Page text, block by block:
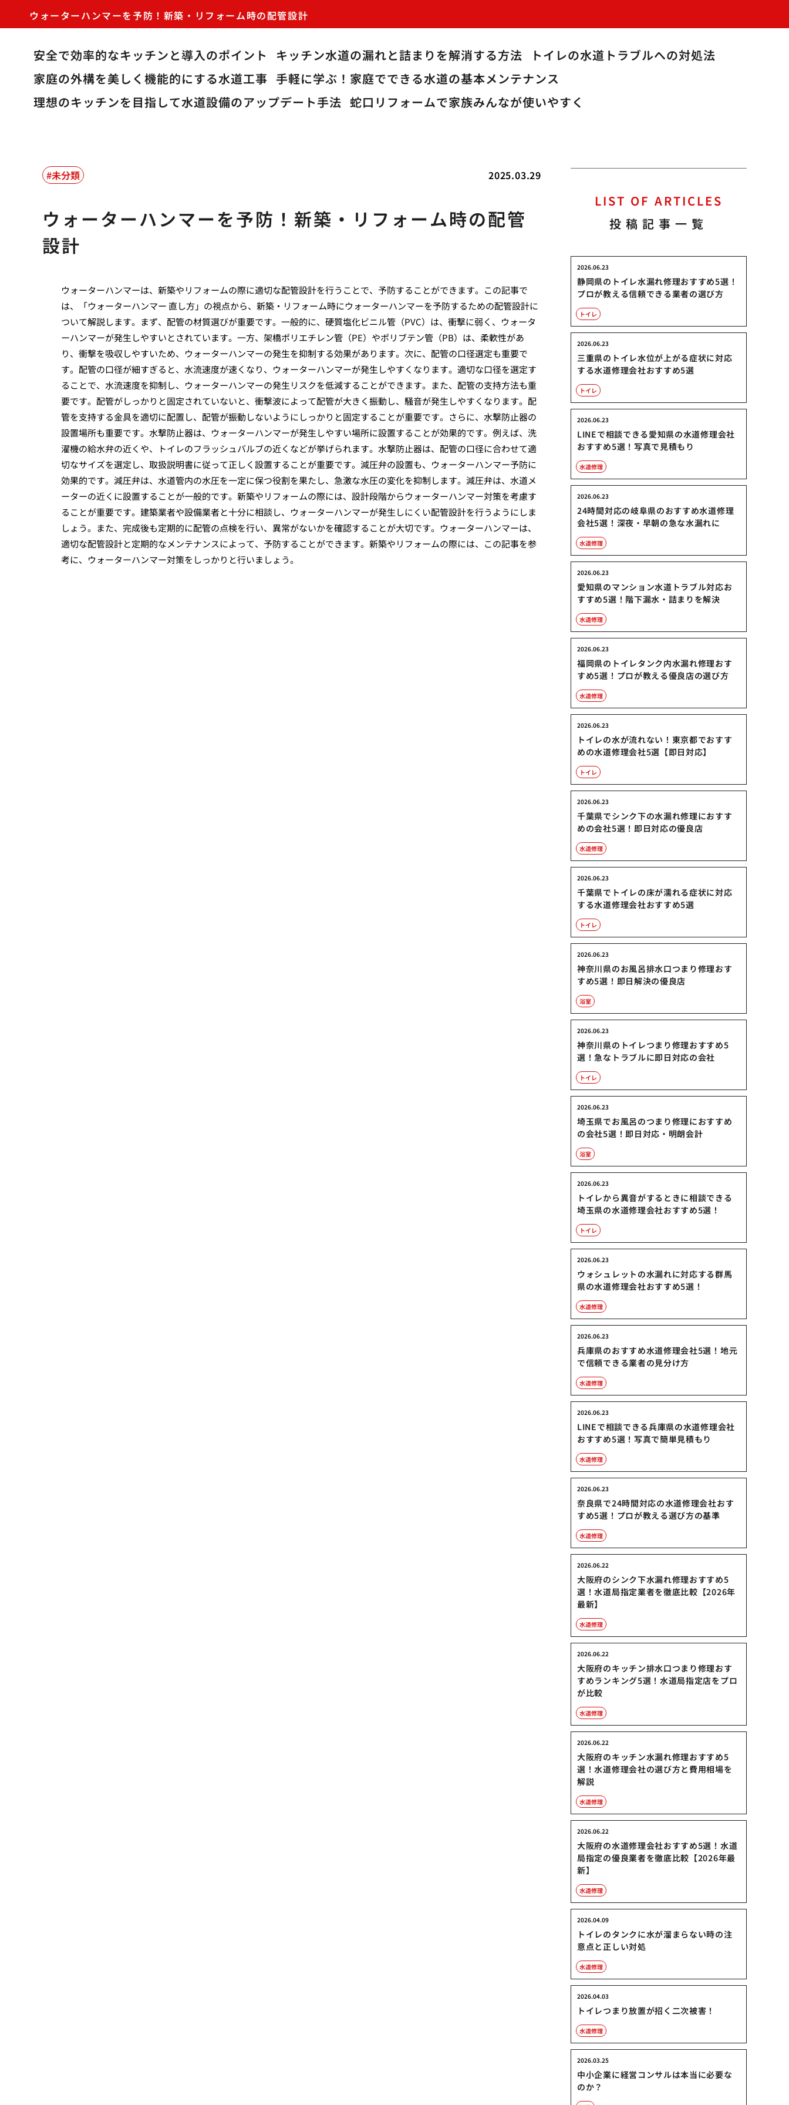
ウォーターハンマーを予防！新築・リフォーム時の配管設計
安全で効率的なキッチンと導入のポイント キッチン水道の漏れと詰まりを解消する方法
トイレの水道トラブルへの対処法
家庭の外構を美しく機能的にする水道工事 手軽に学ぶ！家庭でできる水道の基本メンテナンス
理想のキッチンを目指して水道設備のアップデート手法 蛇口リフォームで家族みんなが使いやすく
2025.03.29
未分類
ウォーターハンマーを予防！新築・リフォーム時の配管
設計
ウォーターハンマーは、新築やリフォームの際に適切な配管設計を行うことで、予防することができます。この記事で
は、「ウォーターハンマー 直し方」の視点から、新築・リフォーム時にウォーターハンマーを予防するための配管設計に
ついて解説します。まず、配管の材質選びが重要です。一般的に、硬質塩化ビニル管（PVC）は、衝撃に弱く、ウォータ
ーハンマーが発生しやすいとされています。一方、架橋ポリエチレン管（PE）やポリブテン管（PB）は、柔軟性があ
り、衝撃を吸収しやすいため、ウォーターハンマーの発生を抑制する効果があります。次に、配管の口径選定も重要で
す。配管の口径が細すぎると、水流速度が速くなり、ウォーターハンマーが発生しやすくなります。適切な口径を選定す
ることで、水流速度を抑制し、ウォーターハンマーの発生リスクを低減することができます。また、配管の支持方法も重
要です。配管がしっかりと固定されていないと、衝撃波によって配管が大きく振動し、騒音が発生しやすくなります。配
管を支持する金具を適切に配置し、配管が振動しないようにしっかりと固定することが重要です。さらに、水撃防止器の
設置場所も重要です。水撃防止器は、ウォーターハンマーが発生しやすい場所に設置することが効果的です。例えば、洗
濯機の給水弁の近くや、トイレのフラッシュバルブの近くなどが挙げられます。水撃防止器は、配管の口径に合わせて適
切なサイズを選定し、取扱説明書に従って正しく設置することが重要です。減圧弁の設置も、ウォーターハンマー予防に
効果的です。減圧弁は、水道管内の水圧を一定に保つ役割を果たし、急激な水圧の変化を抑制します。減圧弁は、水道メ
ーターの近くに設置することが一般的です。新築やリフォームの際には、設計段階からウォーターハンマー対策を考慮す
ることが重要です。建築業者や設備業者と十分に相談し、ウォーターハンマーが発生しにくい配管設計を行うようにしま
しょう。また、完成後も定期的に配管の点検を行い、異常がないかを確認することが大切です。ウォーターハンマーは、
適切な配管設計と定期的なメンテナンスによって、予防することができます。新築やリフォームの際には、この記事を参
考に、ウォーターハンマー対策をしっかりと行いましょう。
LIST OF ARTICLES
投稿記事一覧
静岡県のトイレ水漏れ修理おすすめ5選！
プロが教える信頼できる業者の選び方
2026.06.23
トイレ
三重県のトイレ水位が上がる症状に対応
する水道修理会社おすすめ5選
2026.06.23
トイレ
LINEで相談できる愛知県の水道修理会社
おすすめ5選！写真で見積もり
2026.06.23
水道修理
24時間対応の岐阜県のおすすめ水道修理
会社5選！深夜・早朝の急な水漏れに
2026.06.23
水道修理
愛知県のマンション水道トラブル対応お
すすめ5選！階下漏水・詰まりを解決
2026.06.23
水道修理
福岡県のトイレタンク内水漏れ修理おす
すめ5選！プロが教える優良店の選び方
2026.06.23
水道修理
トイレの水が流れない！東京都でおすす
めの水道修理会社5選【即日対応】
2026.06.23
トイレ
千葉県でシンク下の水漏れ修理におすす
めの会社5選！即日対応の優良店
2026.06.23
水道修理
千葉県でトイレの床が濡れる症状に対応
する水道修理会社おすすめ5選
2026.06.23
トイレ
神奈川県のお風呂排水口つまり修理おす
すめ5選！即日解決の優良店
2026.06.23
浴室
神奈川県のトイレつまり修理おすすめ5
選！急なトラブルに即日対応の会社
2026.06.23
トイレ
埼玉県でお風呂のつまり修理におすすめ
の会社5選！即日対応・明朗会計
2026.06.23
浴室
トイレから異音がするときに相談できる
埼玉県の水道修理会社おすすめ5選！
2026.06.23
トイレ
ウォシュレットの水漏れに対応する群馬
県の水道修理会社おすすめ5選！
2026.06.23
水道修理
兵庫県のおすすめ水道修理会社5選！地元
で信頼できる業者の見分け方
2026.06.23
水道修理
LINEで相談できる兵庫県の水道修理会社
おすすめ5選！写真で簡単見積もり
2026.06.23
水道修理
奈良県で24時間対応の水道修理会社おす
すめ5選！プロが教える選び方の基準
2026.06.23
水道修理
大阪府のシンク下水漏れ修理おすすめ5
選！水道局指定業者を徹底比較【2026年
最新】
2026.06.22
水道修理
大阪府のキッチン排水口つまり修理おす
すめランキング5選！水道局指定店をプロ
が比較
2026.06.22
水道修理
大阪府のキッチン水漏れ修理おすすめ5
選！水道修理会社の選び方と費用相場を
解説
2026.06.22
水道修理
大阪府の水道修理会社おすすめ5選！水道
局指定の優良業者を徹底比較【2026年最
新】
2026.06.22
水道修理
トイレのタンクに水が溜まらない時の注
意点と正しい対処
2026.04.09
水道修理
トイレつまり放置が招く二次被害！
2026.04.03
水道修理
中小企業に経営コンサルは本当に必要な
のか？
2026.03.25